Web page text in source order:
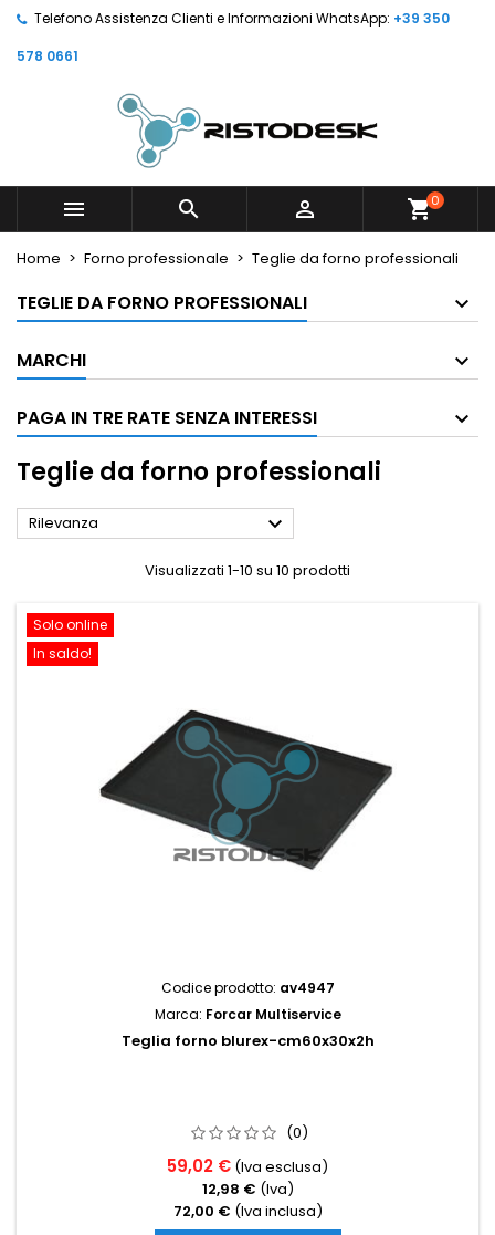
Telefono Assistenza Clienti e Informazioni WhatsApp: +39 350
578 0661
   shopping_cart0
Home Forno professionale Teglie da forno professionali
TEGLIE DA FORNO PROFESSIONALI
MARCHI
PAGA IN TRE RATE SENZA INTERESSI
Teglie da forno professionali
Rilevanza 
Visualizzati 1-10 su 10 prodotti
Solo online
In saldo!
Codice prodotto: av4947
Marca: Forcar Multiservice
Teglia forno blurex-cm60x30x2h
(0)
59,02 € (Iva esclusa)
12,98 € (Iva)
72,00 € (Iva inclusa)